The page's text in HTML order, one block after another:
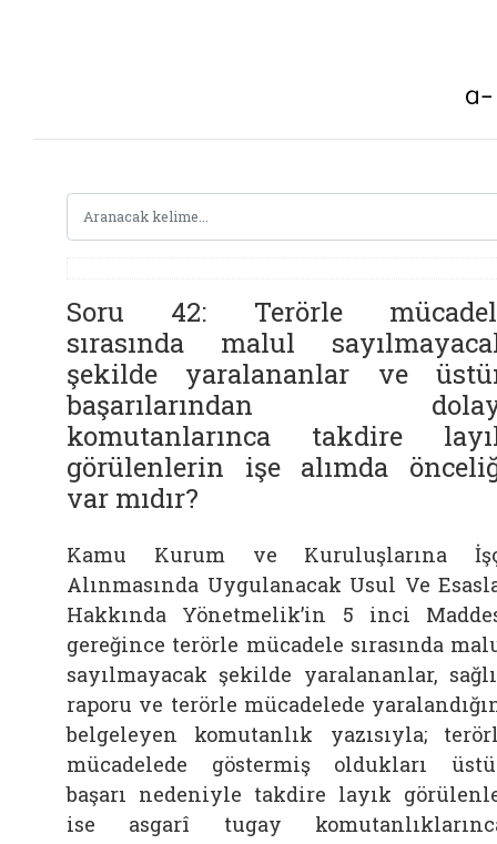
Soru 42: Terörle
sırasında malul
şekilde yaralananlar ve
başarılarından
komutanlarınca takdire
görülenlerin işe alımda
var mıdır?
Kamu Kurum ve Kuruluşlarına
Alınmasında Uygulanacak Usul Ve
Hakkında Yönetmelik’in 5 inci
gereğince terörle mücadele sırasında
sayılmayacak şekilde yaralananlar,
raporu ve terörle mücadelede
belgeleyen komutanlık yazısıyla;
mücadelede göstermiş oldukları
başarı nedeniyle takdire layık
ise asgarî tugay